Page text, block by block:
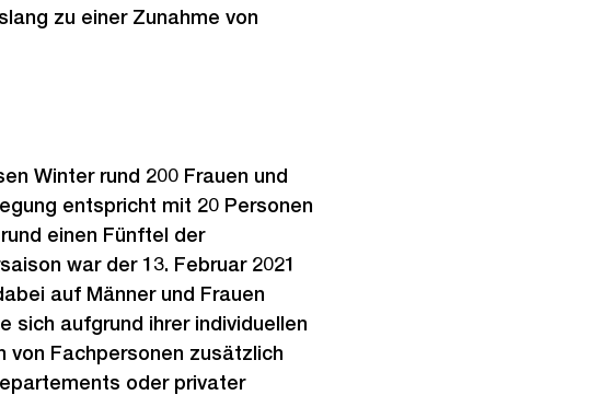
zu einer Zunahme von
Winter rund 200 Frauen und
entspricht mit 20 Personen
einen Fünftel der
war der 13. Februar 2021
auf Männer und Frauen
sich aufgrund ihrer individuellen
von Fachpersonen zusätzlich
oder privater